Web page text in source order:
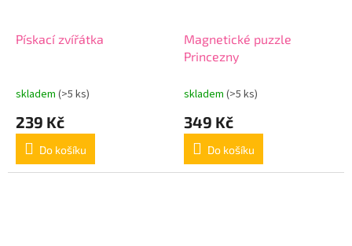
Pískací zvířátka
skladem (>5 ks)
239 Kč
Do košíku
Magnetické puzzle
Princezny
skladem (>5 ks)
349 Kč
Do košíku